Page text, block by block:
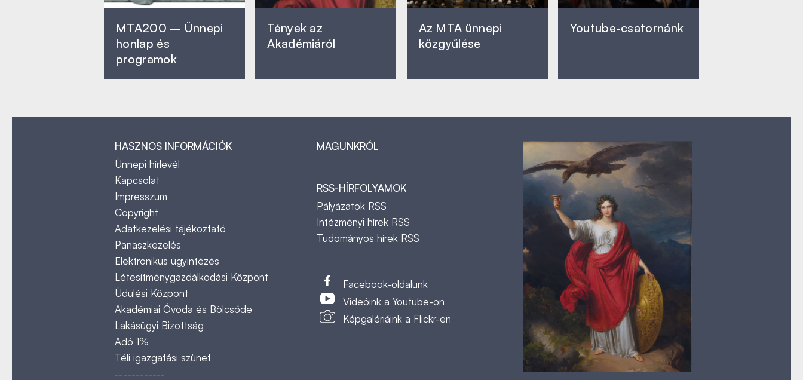
MTA200 – Ünnepi
honlap és
programok
Tények az
Akadémiáról
Az MTA ünnepi
közgyűlése
Youtube-csatornánk
HASZNOS INFORMÁCIÓK
Ünnepi hírlevél
Kapcsolat
Impresszum
Copyright
Adatkezelési tájékoztató
Panaszkezelés
Elektronikus ügyintézés
Létesítménygazdálkodási Központ
Üdülési Központ
Akadémiai Óvoda és Bölcsőde
Lakásügyi Bizottság
Adó 1%
Téli igazgatási szünet
------------
MAGUNKRÓL
RSS-HÍRFOLYAMOK
Pályázatok RSS
Intézményi hírek RSS
Tudományos hírek RSS
Facebook-oldalunk
Videóink a Youtube-on
Képgalériáink a Flickr-en